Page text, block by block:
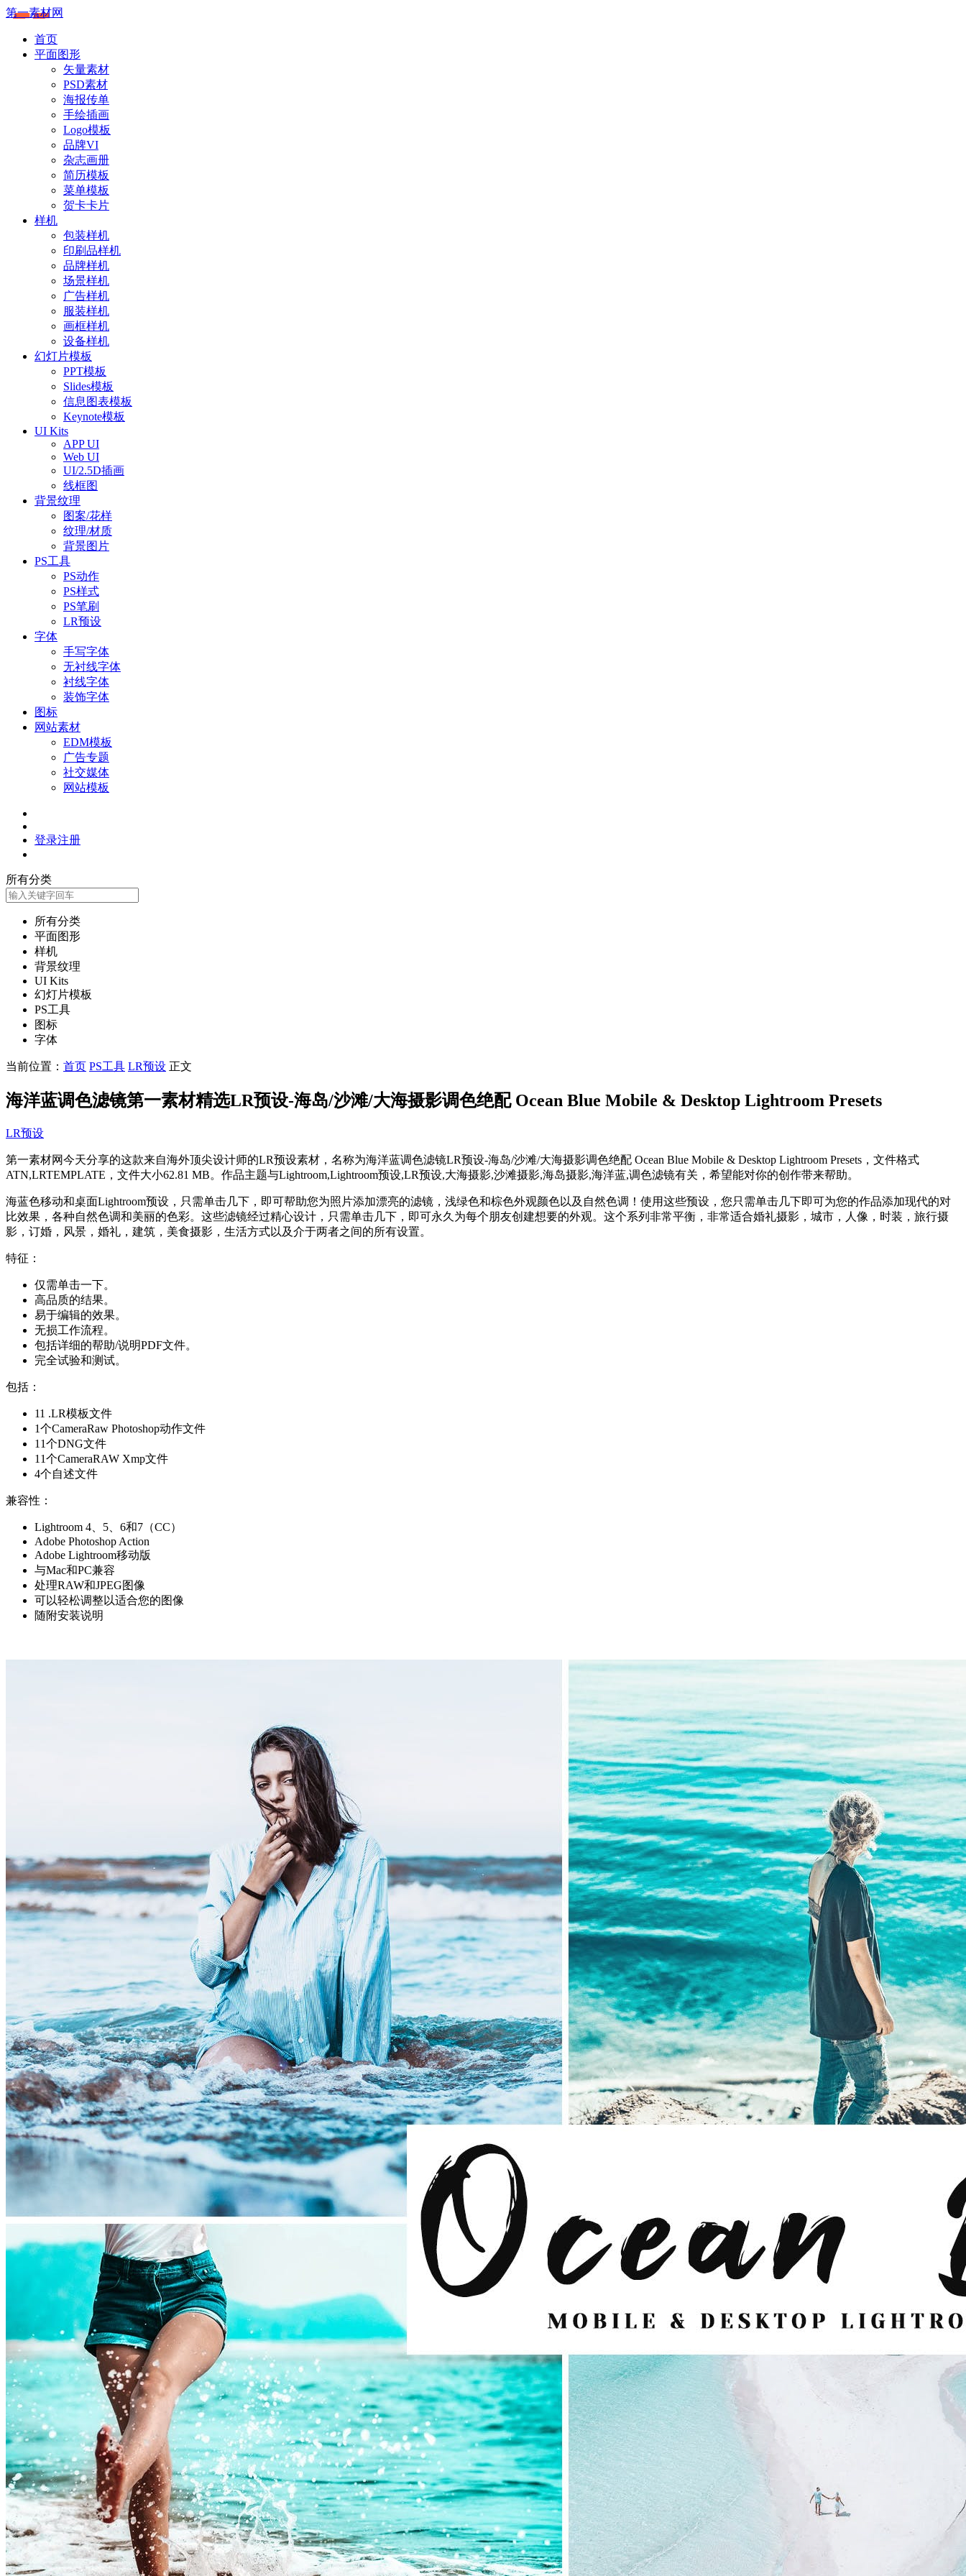
第一素材网
首页
平面图形
矢量素材
PSD素材
海报传单
手绘插画
Logo模板
品牌VI
杂志画册
简历模板
菜单模板
贺卡卡片
样机
包装样机
印刷品样机
品牌样机
场景样机
广告样机
服装样机
画框样机
设备样机
幻灯片模板
PPT模板
Slides模板
信息图表模板
Keynote模板
UI Kits
APP UI
Web UI
UI/2.5D插画
线框图
背景纹理
图案/花样
纹理/材质
背景图片
PS工具
PS动作
PS样式
PS笔刷
LR预设
字体
手写字体
无衬线字体
衬线字体
装饰字体
图标
网站素材
EDM模板
广告专题
社交媒体
网站模板
登录注册
所有分类
所有分类
平面图形
样机
背景纹理
UI Kits
幻灯片模板
PS工具
图标
字体
当前位置： 首页 PS工具 LR预设 正文
海洋蓝调色滤镜第一素材精选LR预设-海岛/沙滩/大海摄影调色绝配 Ocean Blue Mobile & Desktop Lightroom Presets
LR预设
第一素材网今天分享的这款来自海外顶尖设计师的LR预设素材，名称为海洋蓝调色滤镜LR预设-海岛/沙滩/大海摄影调色绝配 Ocean Blue Mobile & Desktop Lightroom Presets，文件格式
ATN,LRTEMPLATE，文件大小62.81 MB。作品主题与Lightroom,Lightroom预设,LR预设,大海摄影,沙滩摄影,海岛摄影,海洋蓝,调色滤镜有关，希望能对你的创作带来帮助。
海蓝色移动和桌面Lightroom预设，只需单击几下，即可帮助您为照片添加漂亮的滤镜，浅绿色和棕色外观颜色以及自然色调！使用这些预设，您只需单击几下即可为您的作品添加现代的对
比效果，各种自然色调和美丽的色彩。这些滤镜经过精心设计，只需单击几下，即可永久为每个朋友创建想要的外观。这个系列非常平衡，非常适合婚礼摄影，城市，人像，时装，旅行摄
影，订婚，风景，婚礼，建筑，美食摄影，生活方式以及介于两者之间的所有设置。
特征：
仅需单击一下。
高品质的结果。
易于编辑的效果。
无损工作流程。
包括详细的帮助/说明PDF文件。
完全试验和测试。
包括：
11 .LR模板文件
1个CameraRaw Photoshop动作文件
11个DNG文件
11个CameraRAW Xmp文件
4个自述文件
兼容性：
Lightroom 4、5、6和7（CC）
Adobe Photoshop Action
Adobe Lightroom移动版
与Mac和PC兼容
处理RAW和JPEG图像
可以轻松调整以适合您的图像
随附安装说明